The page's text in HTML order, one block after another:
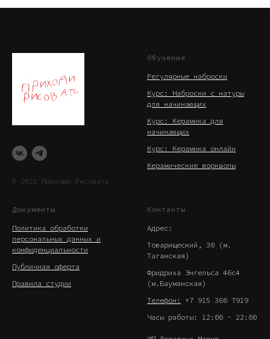
© 2021 Приходи Рисовать
Обучение
Регулярные наброски
Курс: Наброски с натуры
для начинающих
Курс: Керамика для
начинающих
Курс: Керамика онлайн
Керамические воркшопы
Документы
Политика обработки
персональных данных и
конфиденциальности
Публичная оферта
Правила студии
Контакты
Адрес:
Товарищеский, 30 (м.
Таганская)
Фридриха Энгельса 46с4
(м.Бауманская)
Телефон:
+7 915 360 7919
Часы работы: 12:00 - 22:00